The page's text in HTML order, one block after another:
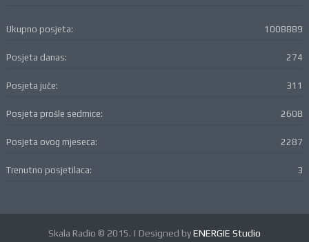
1008889
Ukupno posjeta:
274
Posjeta danas:
311
Posjeta juče:
2608
Posjeta prošle sedmice:
2287
Posjeta ovog mjeseca:
3
Trenutno posjetilaca:
Skala Radio © 2015. | Designed byENERGIE Studio